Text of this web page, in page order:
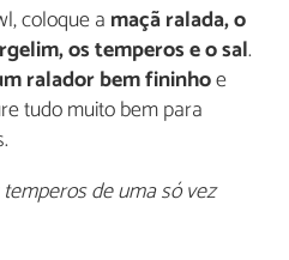
coloque a maçã ralada, o
os temperos e o sal.
ralador bem fininhoe
tudo muito bem para
de uma só vez